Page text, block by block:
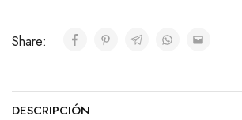
Share:
DESCRIPCIÓN